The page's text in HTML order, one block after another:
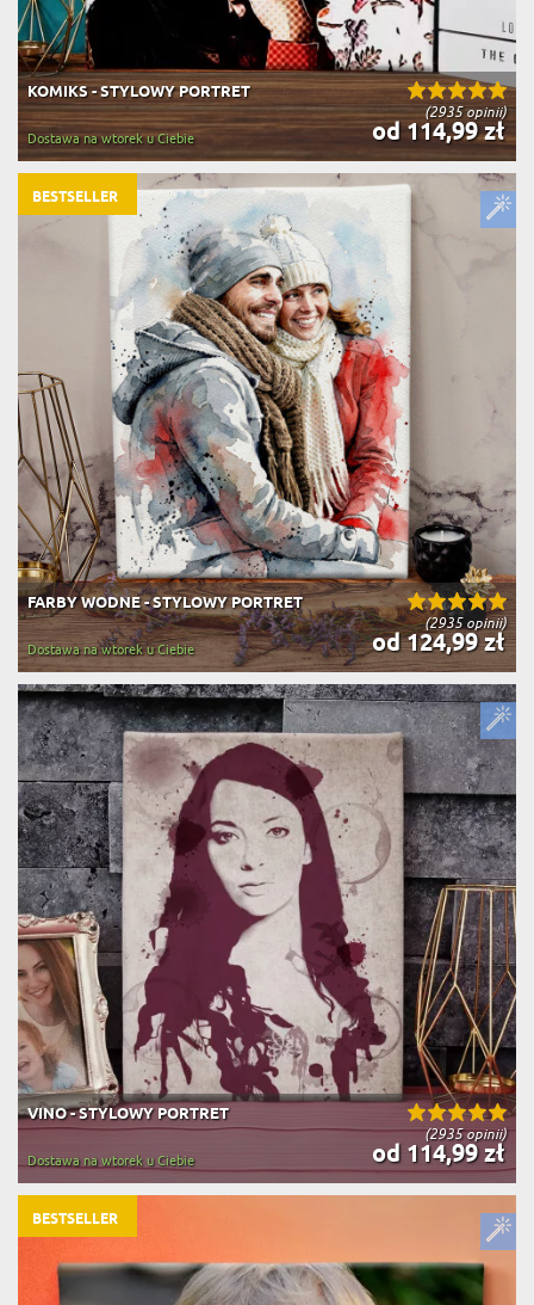
(2935 opinii)
KOMIKS - STYLOWY PORTRET
od 114,99 zł
Dostawa na wtorek u Ciebie
(2935 opinii)
FARBY WODNE - STYLOWY PORTRET
od 124,99 zł
Dostawa na wtorek u Ciebie
BESTSELLER
(2935 opinii)
VINO - STYLOWY PORTRET
od 114,99 zł
Dostawa na wtorek u Ciebie
BESTSELLER